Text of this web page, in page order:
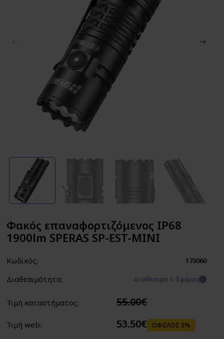
Φακός επαναφορτιζόμενος IP68
1900lm SPERAS SP-EST-MINI
Κωδικός: 173060
Διαθεσιμότητα: Διαθέσιμο 1-3 μέρες
Τιμή καταστήματος: 55.00€
Τιμή web: 53.50€ ΟΦΕΛΟΣ 3%